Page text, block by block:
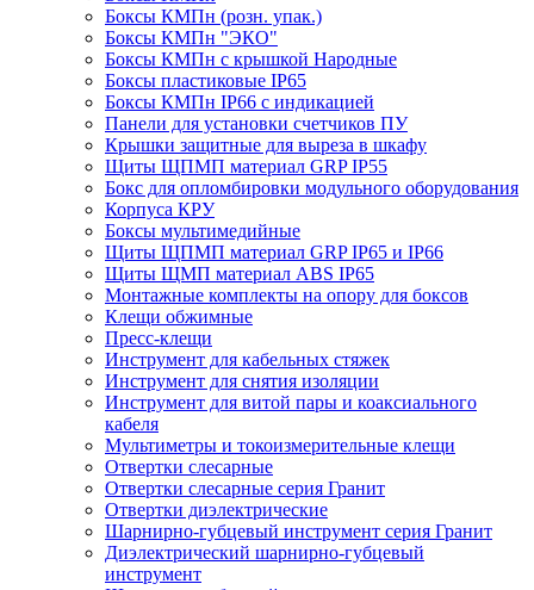
Боксы КМПн (розн. упак.)
Боксы КМПн "ЭКО"
Боксы КМПн с крышкой Народные
Боксы пластиковые IP65
Боксы КМПн IP66 c индикацией
Панели для установки счетчиков ПУ
Крышки защитные для выреза в шкафу
Щиты ЩПМП материал GRP IP55
Бокс для опломбировки модульного оборудования
Корпуса КРУ
Боксы мультимедийные
Щиты ЩПМП материал GRP IP65 и IP66
Щиты ЩМП материал ABS IP65
Монтажные комплекты на опору для боксов
Клещи обжимные
Пресс-клещи
Инструмент для кабельных стяжек
Инструмент для снятия изоляции
Инструмент для витой пары и коаксиального
кабеля
Мультиметры и токоизмерительные клещи
Отвертки слесарные
Отвертки слесарные серия Гранит
Отвертки диэлектрические
Шарнирно-губцевый инструмент серия Гранит
Диэлектрический шарнирно-губцевый
инструмент